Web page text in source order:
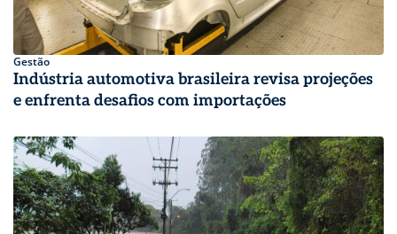
Gestão
Indústria automotiva brasileira revisa projeções
e enfrenta desafios com importações